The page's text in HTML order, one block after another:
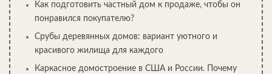
Как подготовить частный дом к продаже, чтобы он
понравился покупателю?
Срубы деревянных домов: вариант уютного и
красивого жилища для каждого
Каркасное домостроение в США и России. Почему